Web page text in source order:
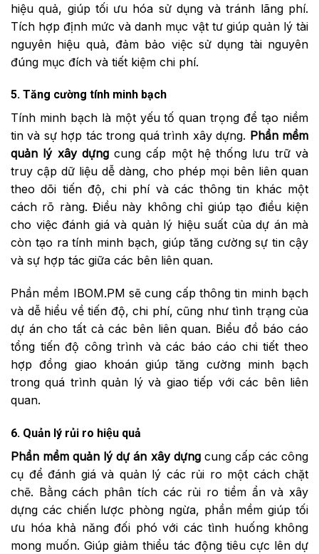
hiệu quả, giúp tối ưu hóa sử dụng và tránh lãng phí.
Tích hợp định mức và danh mục vật tư giúp quản lý tài
nguyên hiệu quả, đảm bảo việc sử dụng tài nguyên
đúng mục đích và tiết kiệm chi phí.
5. Tăng cường tính minh bạch
Tính minh bạch là một yếu tố quan trọng để tạo niềm
tin và sự hợp tác trong quá trình xây dựng. Phần mềm
quản lý xây dựngcung cấp một hệ thống lưu trữ và
truy cập dữ liệu dễ dàng, cho phép mọi bên liên quan
theo dõi tiến độ, chi phí và các thông tin khác một
cách rõ ràng. Điều này không chỉ giúp tạo điều kiện
cho việc đánh giá và quản lý hiệu suất của dự án mà
còn tạo ra tính minh bạch, giúp tăng cường sự tin cậy
và sự hợp tác giữa các bên liên quan.
Phần mềm IBOM.PM sẽ cung cấp thông tin minh bạch
và dễ hiểu về tiến độ, chi phí, cũng như tình trạng của
dự án cho tất cả các bên liên quan. Biểu đồ báo cáo
tổng tiến độ công trình và các báo cáo chi tiết theo
hợp đồng giao khoán giúp tăng cường minh bạch
trong quá trình quản lý và giao tiếp với các bên liên
quan.
6. Quản lý rủi ro hiệu quả
Phần mềm quản lý dự án xây dựngcung cấp các công
cụ để đánh giá và quản lý các rủi ro một cách chặt
chẽ. Bằng cách phân tích các rủi ro tiềm ẩn và xây
dựng các chiến lược phòng ngừa, phần mềm giúp tối
ưu hóa khả năng đối phó với các tình huống không
mong muốn. Giúp giảm thiểu tác động tiêu cực lên dự